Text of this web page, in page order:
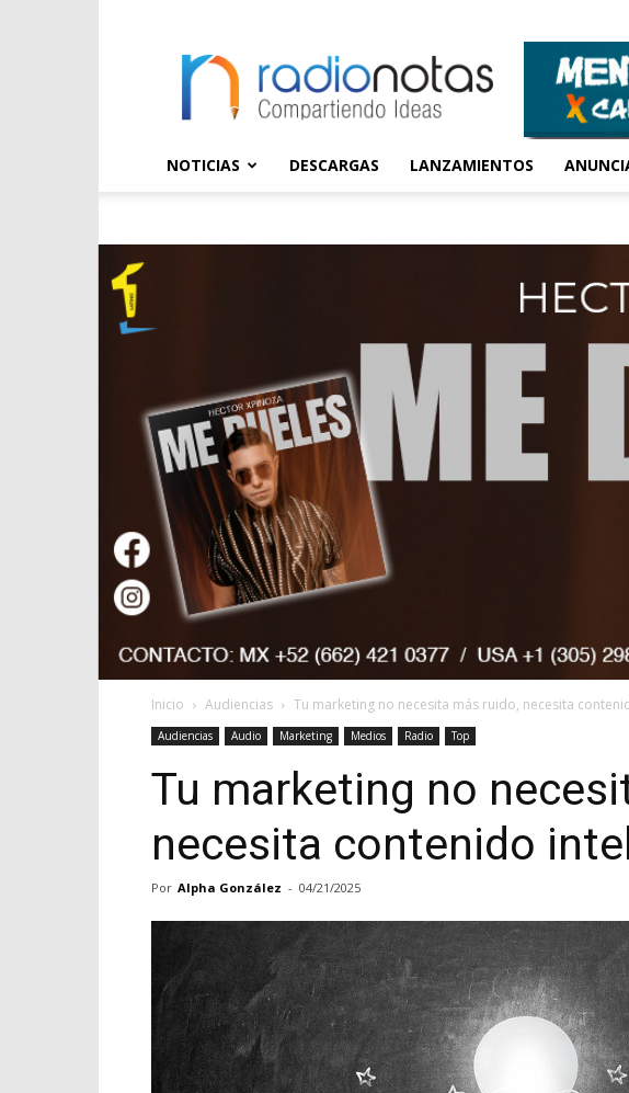
NOTICIAS DESCARGAS LANZAMIENTOS
Inicio Audiencias Tu marketing no necesita más ruido, necesita
Audiencias Audio Marketing Medios Radio Top
Tu marketing no
necesita contenido
Por Alpha González - 04/21/2025